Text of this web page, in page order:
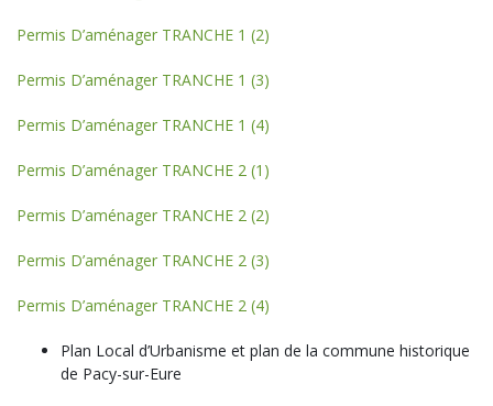
Permis D’aménager TRANCHE 1 (2)
Permis D’aménager TRANCHE 1 (3)
Permis D’aménager TRANCHE 1 (4)
Permis D’aménager TRANCHE 2 (1)
Permis D’aménager TRANCHE 2 (2)
Permis D’aménager TRANCHE 2 (3)
Permis D’aménager TRANCHE 2 (4)
Plan Local d’Urbanisme et plan de la commune historique
de Pacy-sur-Eure